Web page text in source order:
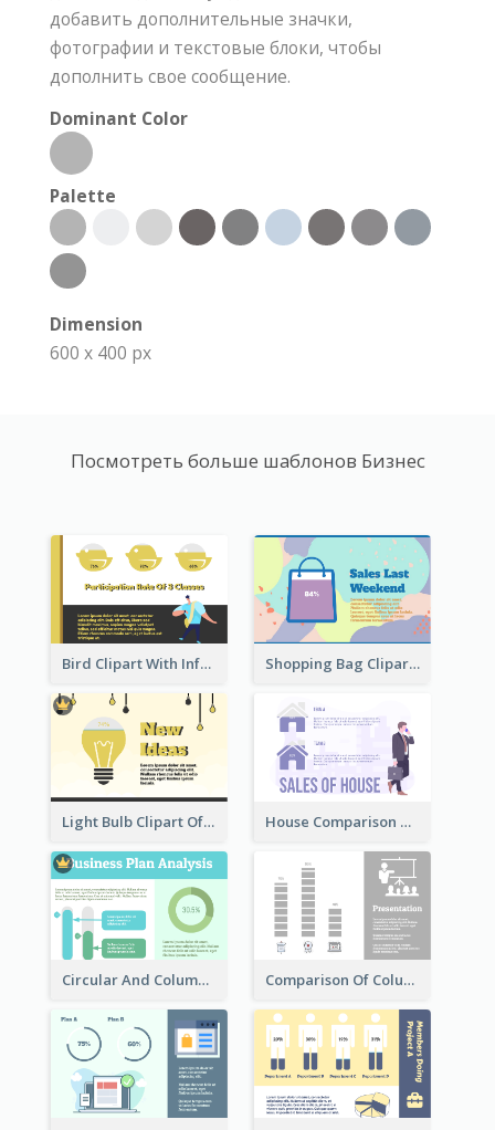
добавить дополнительные значки,
фотографии и текстовые блоки, чтобы
дополнить свое сообщение.
Dominant Color
Palette
Dimension
600 x 400 px
Посмотреть больше шаблонов Бизнес
Bird Clipart With Information Shopping Bag Clipart Showing Percentage
Light Bulb Clipart Of New Ideas House Comparison With Information
Circular And Column Information Comparison Of Column Clipart